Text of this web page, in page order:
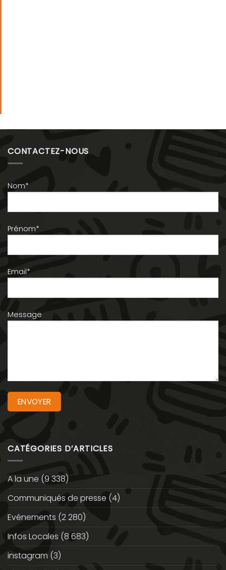
CONTACTEZ-NOUS
Nom*
Prénom*
Email*
Message
CATÉGORIES D’ARTICLES
A la une (9 338)
Communiqués de presse (4)
Evénements (2 280)
Infos Locales (8 683)
instagram (3)